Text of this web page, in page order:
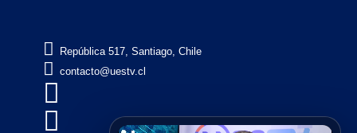
 República 517, Santiago, Chile
 contacto@uestv.cl

